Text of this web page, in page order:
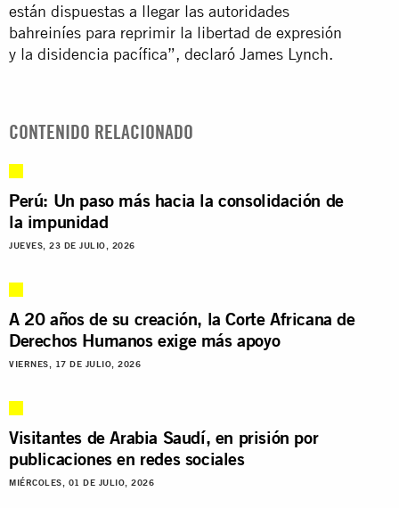
están dispuestas a llegar las autoridades
bahreiníes para reprimir la libertad de expresión
y la disidencia pacífica”, declaró James Lynch.
CONTENIDO RELACIONADO
Perú: Un paso más hacia la consolidación de
la impunidad
JUEVES, 23 DE JULIO, 2026
A 20 años de su creación, la Corte Africana de
Derechos Humanos exige más apoyo
VIERNES, 17 DE JULIO, 2026
Visitantes de Arabia Saudí, en prisión por
publicaciones en redes sociales
MIÉRCOLES, 01 DE JULIO, 2026